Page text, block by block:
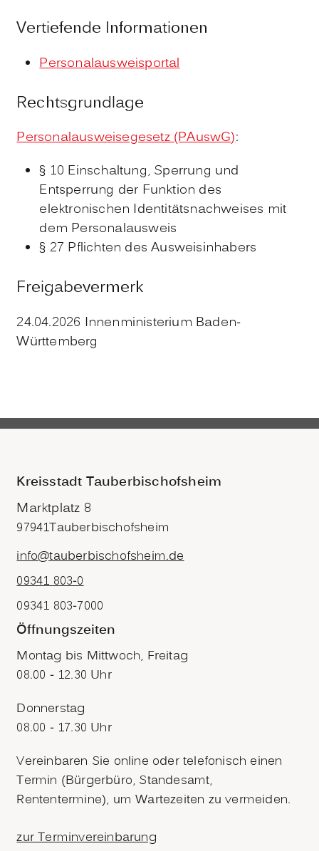
Vertiefende Informationen
Personalausweisportal
Rechtsgrundlage
Personalausweisegesetz (PAuswG):
§ 10 Einschaltung, Sperrung und
Entsperrung der Funktion des
elektronischen Identitätsnachweises mit
dem Personalausweis
§ 27 Pflichten des Ausweisinhabers
Freigabevermerk
24.04.2026 Innenministerium Baden-
Württemberg
Kreisstadt Tauberbischofsheim
Marktplatz 8
97941Tauberbischofsheim
info@tauberbischofsheim.de
09341 803-0
09341 803-7000
Öffnungszeiten
Montag bis Mittwoch, Freitag
08.00 - 12.30 Uhr
Donnerstag
08.00 - 17.30 Uhr
Vereinbaren Sie online oder telefonisch einen
Termin (Bürgerbüro, Standesamt,
Rententermine), um Wartezeiten zu vermeiden.
zur Terminvereinbarung